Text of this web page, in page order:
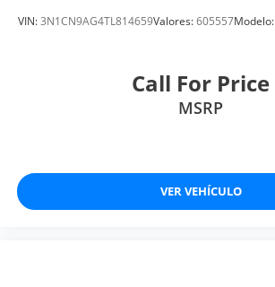
VIN:3N1CN9AG4TL814659Valores:605557Modelo:
Call For Price
MSRP
VER VEHÍCULO